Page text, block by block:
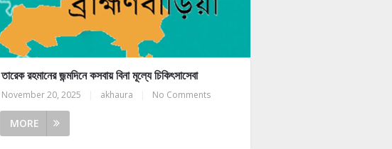
তারেক রহমানের জন্মদিনে কসবায় বিনা মূল্যে চিকিৎসাসেবা
November 20, 2025 akhaura No Comments
MORE